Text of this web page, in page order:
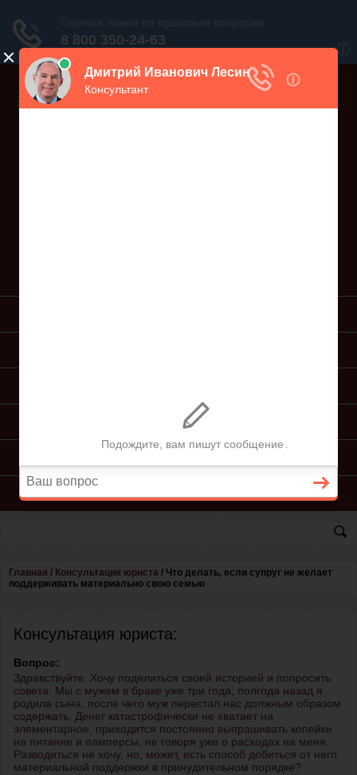
ПОДАЧА ИСКА
КОНСУЛЬТАЦИЯ ЮРИСТА
Главная / Консультация юриста / Что делать, если супруг не желает
поддерживать материально свою семью
Консультация юриста:
Вопрос:
Здравствуйте. Хочу поделиться своей историей и попросить
совета. Мы с мужем в браке уже три года, полгода назад я
родила сына, после чего муж перестал нас должным образом
содержать. Денег катастрофически не хватает на
элементарное, приходится постоянно выпрашивать копейки
на питание и памперсы, не говоря уже о расходах на меня.
Разводиться не хочу, но, может, есть способ добиться от него
материальной поддержки в принудительном порядке?